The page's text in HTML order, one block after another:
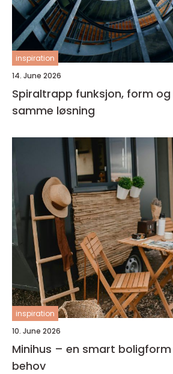
inspiration
14. June 2026
Spiraltrapp funksjon, form og fleksibilitet i
samme løsning
inspiration
10. June 2026
Minihus – en smart
behov